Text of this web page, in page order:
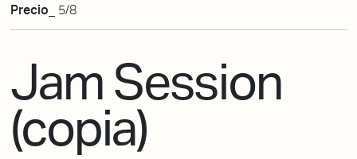
Precio_ 5/8
Jam Session
(copia)